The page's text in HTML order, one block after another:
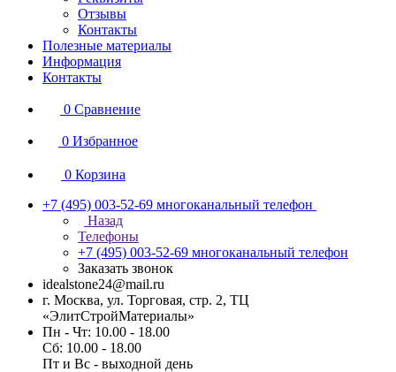
Отзывы
Контакты
Полезные материалы
Информация
Контакты
0 Сравнение
0 Избранное
0 Корзина
+7 (495) 003-52-69 многоканальный телефон
Назад
Телефоны
+7 (495) 003-52-69 многоканальный телефон
Заказать звонок
idealstone24@mail.ru
г. Москва, ул. Торговая, стр. 2, ТЦ
«ЭлитСтройМатериалы»
Пн - Чт: 10.00 - 18.00
Сб: 10.00 - 18.00
Пт и Вс - выходной день